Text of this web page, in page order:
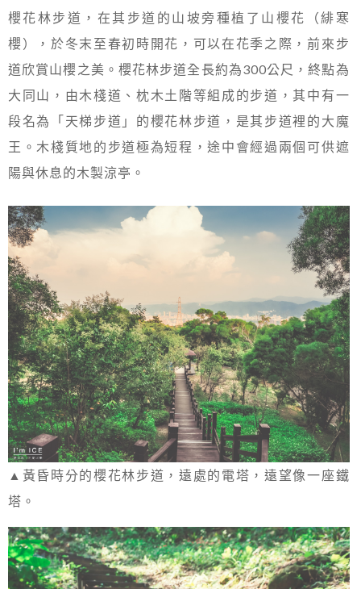
櫻花林步道，在其步道的山坡旁種植了山櫻花（緋寒
櫻），於冬末至春初時開花，可以在花季之際，前來步
道欣賞山櫻之美。櫻花林步道全長約為300公尺，終點為
大同山，由木棧道、枕木土階等組成的步道，其中有一
段名為「天梯步道」的櫻花林步道，是其步道裡的大魔
王。木棧質地的步道極為短程，途中會經過兩個可供遮
陽與休息的木製涼亭。
▲黃昏時分的櫻花林步道，遠處的電塔，遠望像一座鐵
塔。